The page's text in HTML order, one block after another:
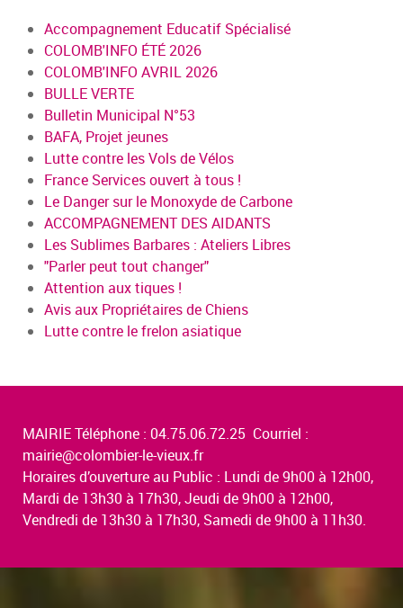
Accompagnement Educatif Spécialisé
COLOMB'INFO ÉTÉ 2026
COLOMB'INFO AVRIL 2026
BULLE VERTE
Bulletin Municipal N°53
BAFA, Projet jeunes
Lutte contre les Vols de Vélos
France Services ouvert à tous !
Le Danger sur le Monoxyde de Carbone
ACCOMPAGNEMENT DES AIDANTS
Les Sublimes Barbares : Ateliers Libres
"Parler peut tout changer"
Attention aux tiques !
Avis aux Propriétaires de Chiens
Lutte contre le frelon asiatique
MAIRIE Téléphone : 04.75.06.72.25 Courriel :
mairie@colombier-le-vieux.fr
Horaires d’ouverture au Public : Lundi de 9h00 à 12h00,
Mardi de 13h30 à 17h30, Jeudi de 9h00 à 12h00,
Vendredi de 13h30 à 17h30, Samedi de 9h00 à 11h30.